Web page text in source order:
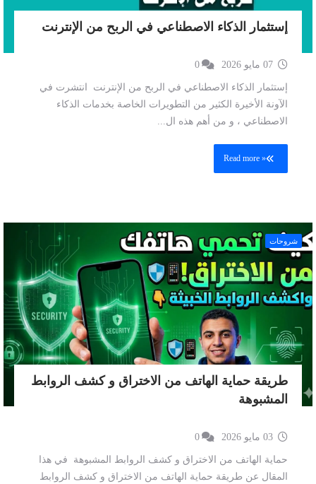
إستثمار الذكاء الاصطناعي في الربح من الإنترنت
0
إستثمار الذكاء الاصطناعي في الربح من الإنترنت انتشرت في
الآونة الأخيرة الكثير من التطويرات الخاصة بخدمات الذكاء
الاصطناعي ، و من أهم هذه ال...
Read more »
شروحات
طريقة حماية الهاتف من الاختراق و كشف الروابط
المشبوهة
0
حماية الهاتف من الاختراق و كشف الروابط المشبوهة في هذا
المقال عن طريقة حماية الهاتف من الاختراق و كشف الروابط